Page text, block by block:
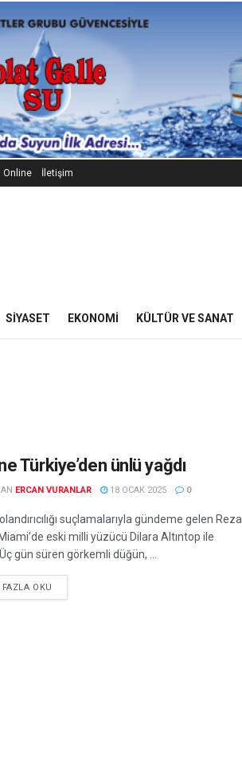
Online İletişim
SIYASET EKONOMI KÜLTÜR VE SANAT
Türkiye’den ünlü yağdı
ERCAN VURANLAR 18 OCAK 2025 0
suçlamalarıyla gündeme gelen Reza
eski milli yüzücü Dilara Altıntop ile
gün süren görkemli düğün, ...
OKU